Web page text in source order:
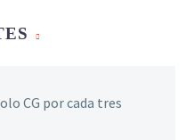
CG por cada tres